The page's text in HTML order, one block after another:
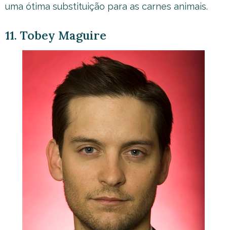
uma ótima substituição para as carnes animais.
11. Tobey Maguire